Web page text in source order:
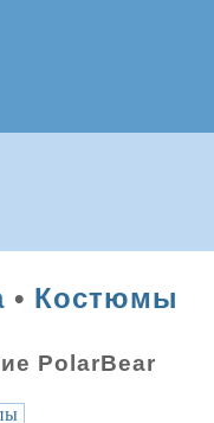
• Костюмы
PolarBear